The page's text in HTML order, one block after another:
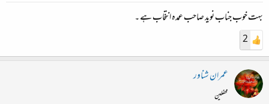
بہت خوب جناب نوید صاحب عمدہ انتخاب ہے ۔
2
عمران شناور
محفلین